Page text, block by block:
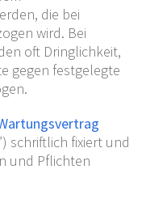
die bei
wird. Bei
oft Dringlichkeit,
gegen festgelegte
schriftlich fixiert und
und Pflichten